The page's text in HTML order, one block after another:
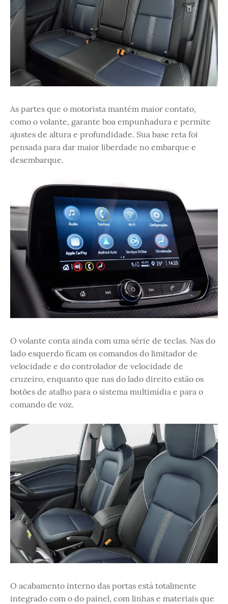
As partes que o motorista mantém maior contato,
como o volante, garante boa empunhadura e permite
ajustes de altura e profundidade. Sua base reta foi
pensada para dar maior liberdade no embarque e
desembarque.
O volante conta ainda com uma série de teclas. Nas do
lado esquerdo ficam os comandos do limitador de
velocidade e do controlador de velocidade de
cruzeiro, enquanto que nas do lado direito estão os
botões de atalho para o sistema multimídia e para o
comando de voz.
O acabamento interno das portas está totalmente
integrado com o do painel, com linhas e materiais que